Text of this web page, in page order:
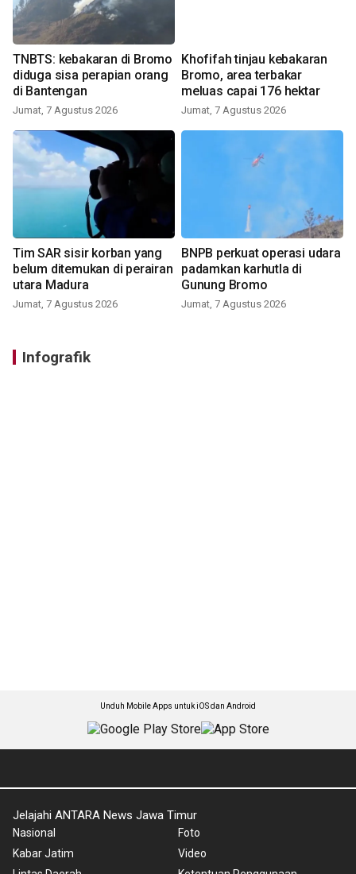
TNBTS: kebakaran di Bromo
diduga sisa perapian orang
di Bantengan
Jumat, 7 Agustus 2026
Khofifah tinjau kebakaran
Bromo, area terbakar
meluas capai 176 hektar
Jumat, 7 Agustus 2026
Tim SAR sisir korban yang
belum ditemukan di perairan
utara Madura
Jumat, 7 Agustus 2026
BNPB perkuat operasi udara
padamkan karhutla di
Gunung Bromo
Jumat, 7 Agustus 2026
Infografik
Unduh Mobile Apps untuk iOS dan Android
Jelajahi ANTARA News Jawa Timur
Nasional
Kabar Jatim
Foto
Video